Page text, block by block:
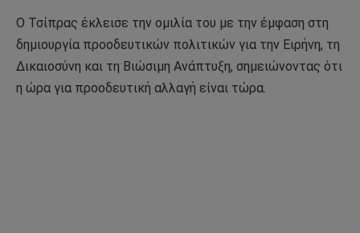
Ο Τσίπρας έκλεισε την ομιλία του με την έμφαση στη
δημιουργία προοδευτικών πολιτικών για την Ειρήνη, τη
Δικαιοσύνη και τη Βιώσιμη Ανάπτυξη, σημειώνοντας ότι
η ώρα για προοδευτική αλλαγή είναι τώρα.